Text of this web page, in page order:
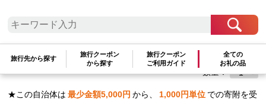
旅行先から探す
旅行クーポン
から探す
旅行クーポン
ご利用ガイド
全ての
お礼の品
【返礼品なし】那智勝浦町 応援寄附金
（一口5,000円）
数量：
★この自治体は 最少金額5,000円 から、 1,000円単位 での寄附を受